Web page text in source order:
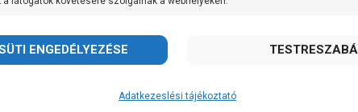
+ 50 fok
5/4 coll
5 méter
Adatkezeslési tájékoztató